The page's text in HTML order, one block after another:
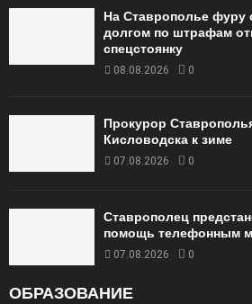
На Ставрополье
долгом по штрафам
спецстоянку
08.08.2026 0
Прокурор
Кисловодска к зиме
07.08.2026 0
Ставрополец
помощь телефонным
07.08.2026 0
ОБРАЗОВАНИЕ